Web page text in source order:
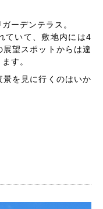
ーデンテラス。
ていて、敷地内には4
望スポットからは違
す。
を見に行くのはいか